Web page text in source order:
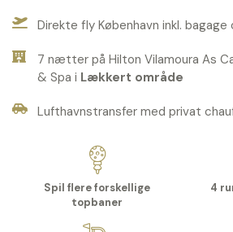
Direkte fly København inkl.
7 nætter på Hilton Vilamoura As
& Spa i Lækkert område
Lufthavnstransfer med privat
Spil flere forskellige
topbaner
4